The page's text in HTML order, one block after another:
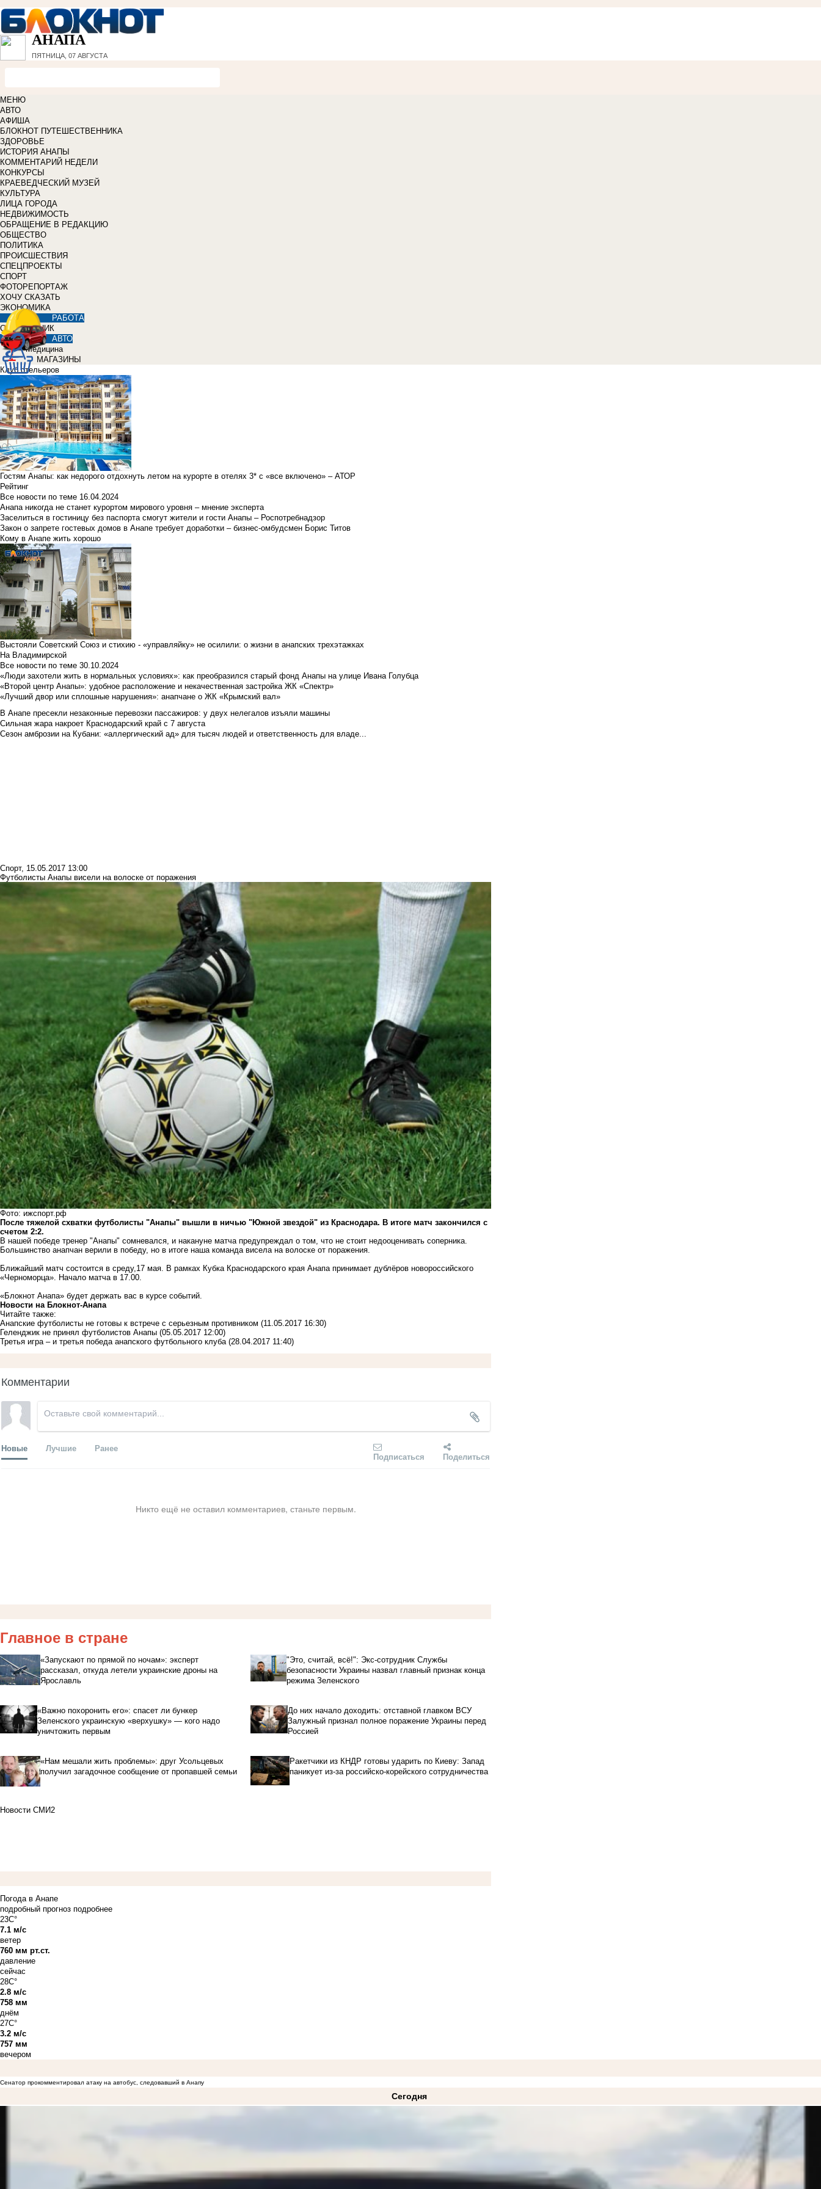
АНАПА
ПЯТНИЦА, 07 АВГУСТА
МЕНЮ
АВТО
АФИША
БЛОКНОТ ПУТЕШЕСТВЕННИКА
ЗДОРОВЬЕ
ИСТОРИЯ АНАПЫ
КОММЕНТАРИЙ НЕДЕЛИ
КОНКУРСЫ
КРАЕВЕДЧЕСКИЙ МУЗЕЙ
КУЛЬТУРА
ЛИЦА ГОРОДА
НЕДВИЖИМОСТЬ
ОБРАЩЕНИЕ В РЕДАКЦИЮ
ОБЩЕСТВО
ПОЛИТИКА
ПРОИСШЕСТВИЯ
СПЕЦПРОЕКТЫ
СПОРТ
ФОТОРЕПОРТАЖ
ХОЧУ СКАЗАТЬ
ЭКОНОМИКА
РАБОТА
СПРАВОЧНИК
АВТО
Медицина
МАГАЗИНЫ
Клуб отельеров
Гостям Анапы: как недорого отдохнуть летом на курорте в отелях 3* с «все включено» – АТОР
Рейтинг
Все новости по теме 16.04.2024
Анапа никогда не станет курортом мирового уровня – мнение эксперта
Заселиться в гостиницу без паспорта смогут жители и гости Анапы – Роспотребнадзор
Закон о запрете гостевых домов в Анапе требует доработки – бизнес-омбудсмен Борис Титов
Кому в Анапе жить хорошо
Выстояли Советский Союз и стихию - «управляйку» не осилили: о жизни в анапских трехэтажках
На Владимирской
Все новости по теме 30.10.2024
«Люди захотели жить в нормальных условиях»: как преобразился старый фонд Анапы на улице Ивана Голубца
«Второй центр Анапы»: удобное расположение и некачественная застройка ЖК «Спектр»
«Лучший двор или сплошные нарушения»: анапчане о ЖК «Крымский вал»
В Анапе пресекли незаконные перевозки пассажиров: у двух нелегалов изъяли машины
Сильная жара накроет Краснодарский край с 7 августа
Сезон амброзии на Кубани: «аллергический ад» для тысяч людей и ответственность для владе...
Спорт, 15.05.2017 13:00
Футболисты Анапы висели на волоске от поражения
Фото: ижспорт.рф
После тяжелой схватки футболисты "Анапы" вышли в ничью "Южной звездой" из Краснодара. В итоге матч закончился с
счетом 2:2.
В нашей победе тренер "Анапы" сомневался, и накануне матча предупреждал о том, что не стоит недооценивать соперника.
Большинство анапчан верили в победу, но в итоге наша команда висела на волоске от поражения.
Ближайший матч состоится в среду,17 мая. В рамках Кубка Краснодарского края Анапа принимает дублёров новороссийского
«Черноморца». Начало матча в 17.00.
«Блокнот Анапа» будет держать вас в курсе событий.
Новости на Блoкнoт-Анапа
Читайте также:
Анапские футболисты не готовы к встрече с серьезным противником (11.05.2017 16:30)
Геленджик не принял футболистов Анапы (05.05.2017 12:00)
Третья игра – и третья победа анапского футбольного клуба (28.04.2017 11:40)
Комментарии
Новые Лучшие Ранее
Подписаться Поделиться
Никто ещё не оставил комментариев, станьте первым.
Главное в стране
«Запускают по прямой по ночам»: эксперт
рассказал, откуда летели украинские дроны на
Ярославль
"Это, считай, всё!": Экс-сотрудник Службы
безопасности Украины назвал главный признак конца
режима Зеленского
«Важно похоронить его»: спасет ли бункер
Зеленского украинскую «верхушку» — кого надо
уничтожить первым
До них начало доходить: отставной главком ВСУ
Залужный признал полное поражение Украины перед
Россией
«Нам мешали жить проблемы»: друг Усольцевых
получил загадочное сообщение от пропавшей семьи
Ракетчики из КНДР готовы ударить по Киеву: Запад
паникует из-за российско-корейского сотрудничества
Новости СМИ2
Погода в Анапе
подробный прогноз подробнее
23C°
7.1 м/с
ветер
760 мм рт.ст.
давление
сейчас
28C°
2.8 м/с
758 мм
днём
27C°
3.2 м/с
757 мм
вечером
Сенатор прокомментировал атаку на автобус, следовавший в Анапу
Сегодня